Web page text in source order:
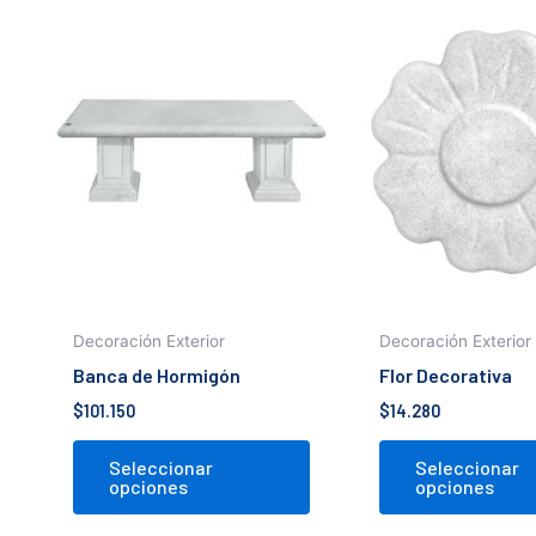
Decoración Exterior
Banca de Hormigón
$101.150
Seleccionar
opciones
múltiples
variantes.
opciones
Decoración Exterior
Flor Decorativa
$14.280
Seleccionar
opciones